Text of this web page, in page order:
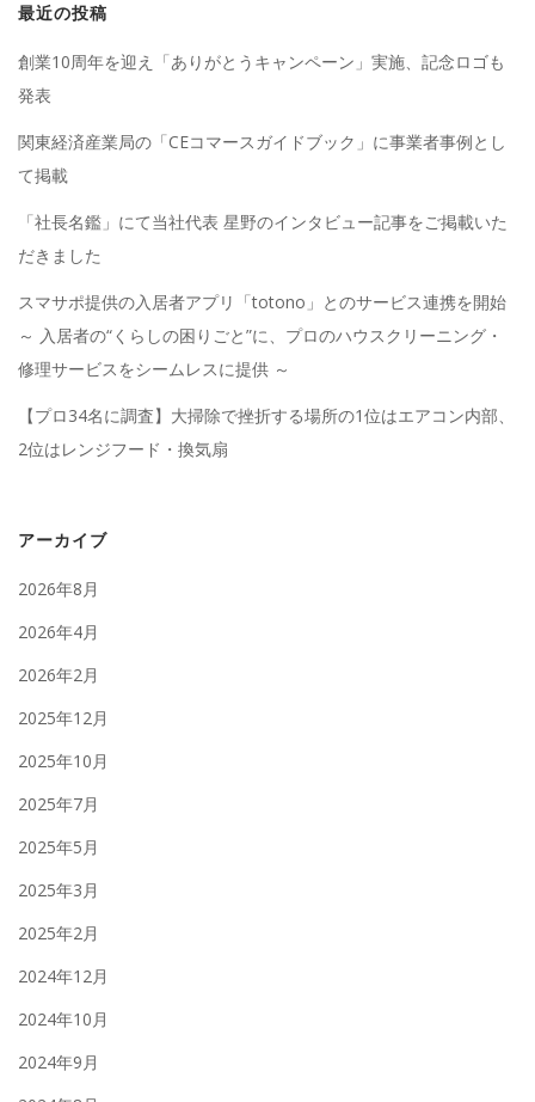
最近の投稿
創業10周年を迎え「ありがとうキャンペーン」実施、記念ロゴも
発表
関東経済産業局の「CEコマースガイドブック」に事業者事例とし
て掲載
「社長名鑑」にて当社代表 星野のインタビュー記事をご掲載いた
だきました
スマサポ提供の入居者アプリ「totono」とのサービス連携を開始
～ 入居者の“くらしの困りごと”に、プロのハウスクリーニング・
修理サービスをシームレスに提供 ～
【プロ34名に調査】大掃除で挫折する場所の1位はエアコン内部、
2位はレンジフード・換気扇
アーカイブ
2026年8月
2026年4月
2026年2月
2025年12月
2025年10月
2025年7月
2025年5月
2025年3月
2025年2月
2024年12月
2024年10月
2024年9月